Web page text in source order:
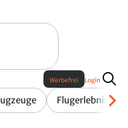
Flugerlebnis
Werbefrei Login